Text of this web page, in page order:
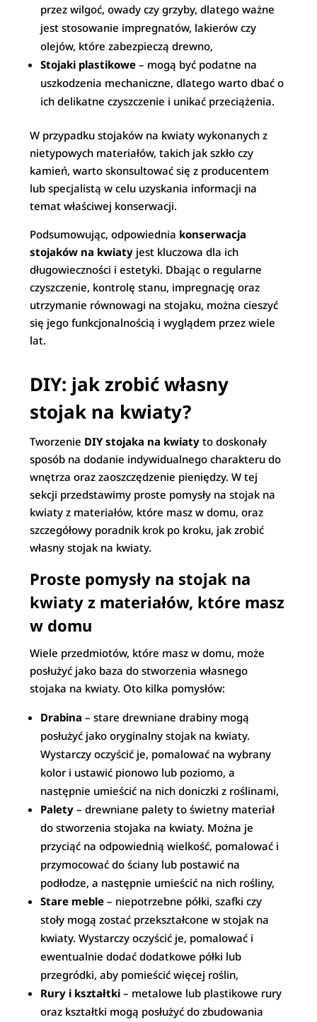
przez wilgoć, owady czy grzyby, dlatego ważne
jest stosowanie impregnatów, lakierów czy
olejów, które zabezpieczą drewno,
Stojaki plastikowe – mogą być podatne na
uszkodzenia mechaniczne, dlatego warto dbać o
ich delikatne czyszczenie i unikać przeciążenia.
W przypadku stojaków na kwiaty wykonanych z
nietypowych materiałów, takich jak szkło czy
kamień, warto skonsultować się z producentem
lub specjalistą w celu uzyskania informacji na
temat właściwej konserwacji.
Podsumowując, odpowiednia konserwacja
stojaków na kwiaty jest kluczowa dla ich
długowieczności i estetyki. Dbając o regularne
czyszczenie, kontrolę stanu, impregnację oraz
utrzymanie równowagi na stojaku, można cieszyć
się jego funkcjonalnością i wyglądem przez wiele
lat.
DIY: jak zrobić własny
stojak na kwiaty?
Tworzenie DIY stojaka na kwiaty to doskonały
sposób na dodanie indywidualnego charakteru do
wnętrza oraz zaoszczędzenie pieniędzy. W tej
sekcji przedstawimy proste pomysły na stojak na
kwiaty z materiałów, które masz w domu, oraz
szczegółowy poradnik krok po kroku, jak zrobić
własny stojak na kwiaty.
Proste pomysły na stojak na
kwiaty z materiałów, które masz
w domu
Wiele przedmiotów, które masz w domu, może
posłużyć jako baza do stworzenia własnego
stojaka na kwiaty. Oto kilka pomysłów:
Drabina – stare drewniane drabiny mogą
posłużyć jako oryginalny stojak na kwiaty.
Wystarczy oczyścić je, pomalować na wybrany
kolor i ustawić pionowo lub poziomo, a
następnie umieścić na nich doniczki z roślinami,
Palety – drewniane palety to świetny materiał
do stworzenia stojaka na kwiaty. Można je
przyciąć na odpowiednią wielkość, pomalować i
przymocować do ściany lub postawić na
podłodze, a następnie umieścić na nich rośliny,
Stare meble – niepotrzebne półki, szafki czy
stoły mogą zostać przekształcone w stojak na
kwiaty. Wystarczy oczyścić je, pomalować i
ewentualnie dodać dodatkowe półki lub
przegródki, aby pomieścić więcej roślin,
Rury i kształtki – metalowe lub plastikowe rury
oraz kształtki mogą posłużyć do zbudowania